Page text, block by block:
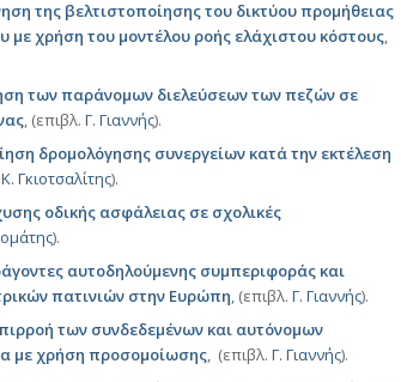
της βελτιστοποίησης του δικτύου προμήθειας
με χρήση του μοντέλου ροής ελάχιστου κόστους,
των παράνομων διελεύσεων των πεζών σε
, (επιβλ.Γ. Γιαννής).
δρομολόγησης συνεργείων κατά την εκτέλεση
Κ. Γκιοτσαλίτης).
οδικής ασφάλειας σε σχολικές
).
αυτοδηλούμενης συμπεριφοράς και
πατινιών στην Ευρώπη, (επιβλ.Γ. Γιαννής).
των συνδεδεμένων και αυτόνομων
με χρήση προσομοίωσης, (επιβλ.Γ. Γιαννής).